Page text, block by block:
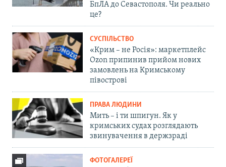
БпЛА до Севастополя. Чи реально
це?
СУСПІЛЬСТВО
«Крим – не Росія»: маркетплейс
Ozon припинив прийом нових
замовлень на Кримському
півострові
ПРАВА ЛЮДИНИ
Мить – і ти шпигун. Як у
кримських судах розглядають
звинувачення в держзраді
ФОТОГАЛЕРЕЇ